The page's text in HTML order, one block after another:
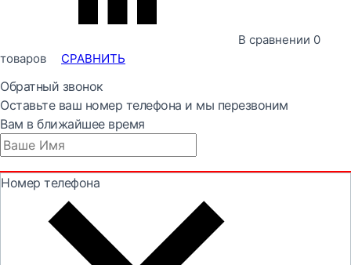
В сравнении 0
товаров
СРАВНИТЬ
Обратный звонок
Оставьте ваш номер телефона и мы перезвоним
Вам в ближайшее время
Номер телефона